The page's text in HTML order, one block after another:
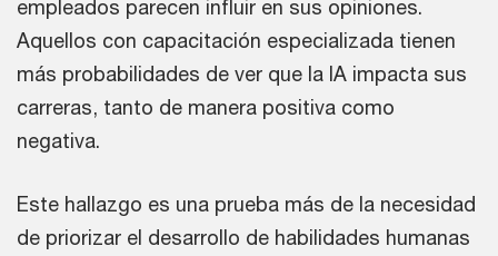
empleados parecen influir en sus opiniones.
Aquellos con capacitación especializada tienen
más probabilidades de ver que la IA impacta sus
carreras, tanto de manera positiva como
negativa.
Este hallazgo es una prueba más de la necesidad
de priorizar el desarrollo de habilidades humanas